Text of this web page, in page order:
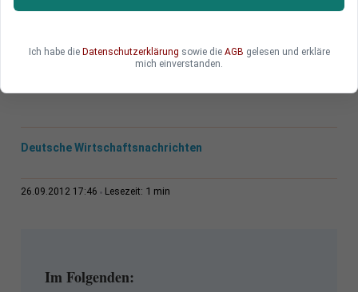
Man sei unabhängig, auch von Shitstorm-
Deutsche Wirtschaftsnachrichten
26.09.2012 17:46 Lesezeit: 1 min
Im Folgenden:
Ich habe die Datenschutzerklärung sowie die AGB gelesen und erkläre
mich einverstanden.